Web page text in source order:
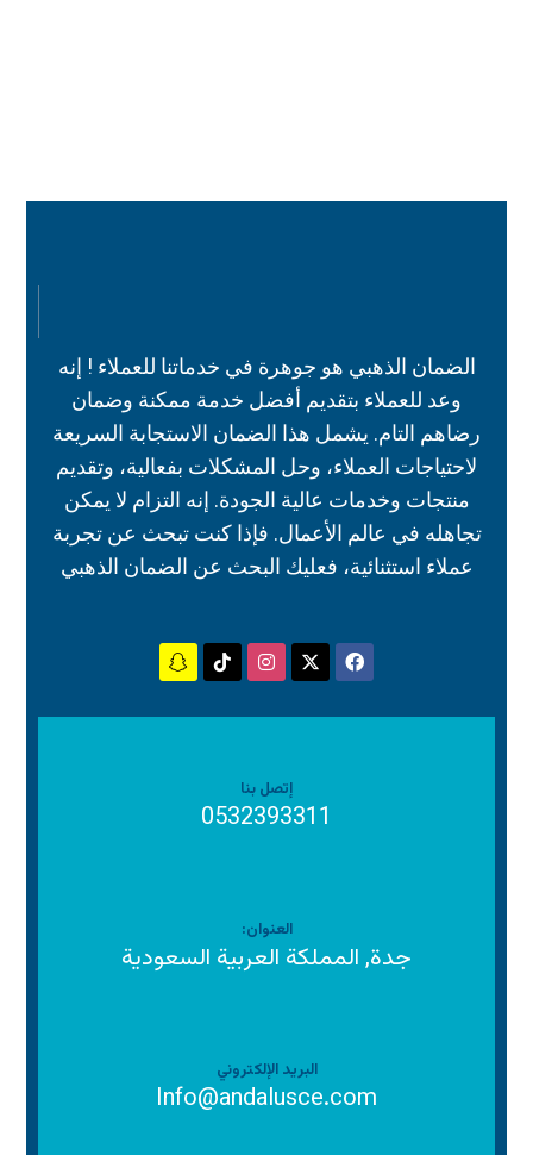
الضمان الذهبي هو جوهرة في خدماتنا للعملاء ! إنه
وعد للعملاء بتقديم أفضل خدمة ممكنة وضمان
رضاهم التام. يشمل هذا الضمان الاستجابة السريعة
لاحتياجات العملاء، وحل المشكلات بفعالية، وتقديم
منتجات وخدمات عالية الجودة. إنه التزام لا يمكن
تجاهله في عالم الأعمال. فإذا كنت تبحث عن تجربة
عملاء استثنائية، فعليك البحث عن الضمان الذهبي
إتصل بنا
0532393311
العنوان:
جدة, المملكة العربية السعودية
البريد الإلكتروني
Info@andalusce.com